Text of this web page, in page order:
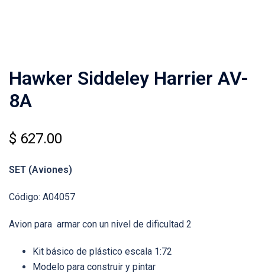
Hawker Siddeley Harrier AV-
8A
$ 627.00
SET (Aviones)
Código: A04057
Avion para armar con un nivel de dificultad 2
Kit básico de plástico escala 1:72
Modelo para construir y pintar